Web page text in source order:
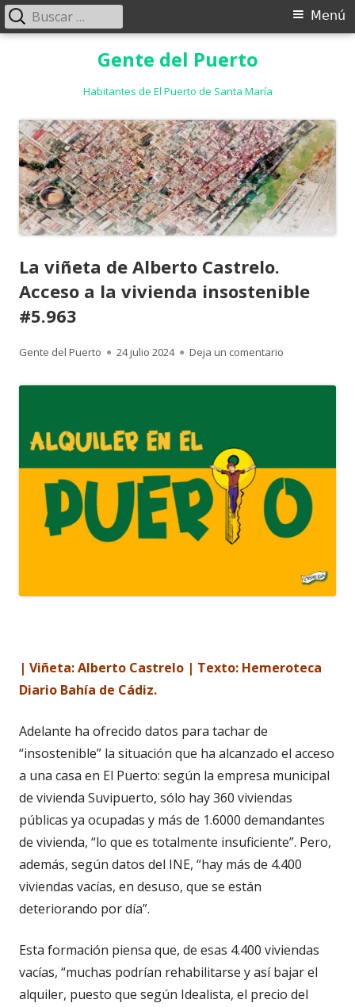
Gente del Puerto
Habitantes de El Puerto de Santa María
Menú
Menú
Buscar:
La viñeta de Alberto Castrelo.
Acceso a la vivienda insostenible
#5.963
Autor
Gente del Puerto
Publicado
24 julio 2024 Deja un comentario
| Viñeta: Alberto Castrelo | Texto: Hemeroteca
Diario Bahía de Cádiz.
Adelante ha ofrecido datos para tachar de
“insostenible” la situación que ha alcanzado el acceso
a una casa en El Puerto: según la empresa municipal
de vivienda Suvipuerto, sólo hay 360 viviendas
públicas ya ocupadas y más de 1.6000 demandantes
de vivienda, “lo que es totalmente insuficiente”. Pero,
además, según datos del INE, “hay más de 4.400
viviendas vacías, en desuso, que se están
deteriorando por día”.
Esta formación piensa que, de esas 4.400 viviendas
vacías, “muchas podrían rehabilitarse y así bajar el
alquiler, puesto que según Idealista, el precio del